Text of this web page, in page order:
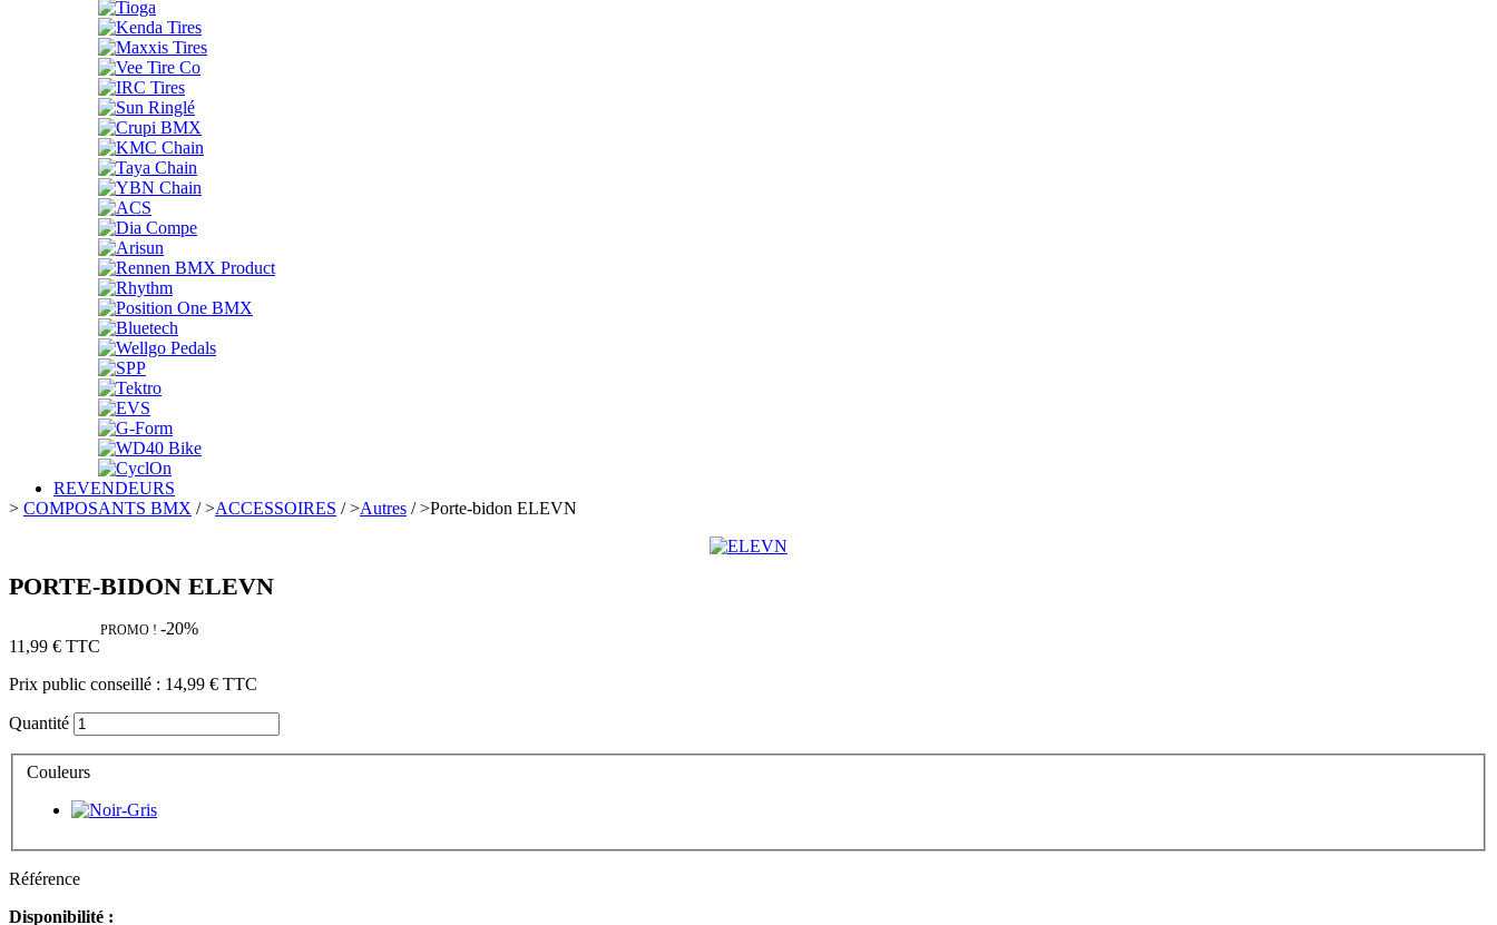
REVENDEURS
> COMPOSANTS BMX />ACCESSOIRES />Autres />Porte-bidon ELEVN
PORTE-BIDON ELEVN
11,99 € TTC
PROMO ! -20%
Prix public conseillé : 14,99 € TTC
Quantité
Couleurs
Référence
Disponibilité :